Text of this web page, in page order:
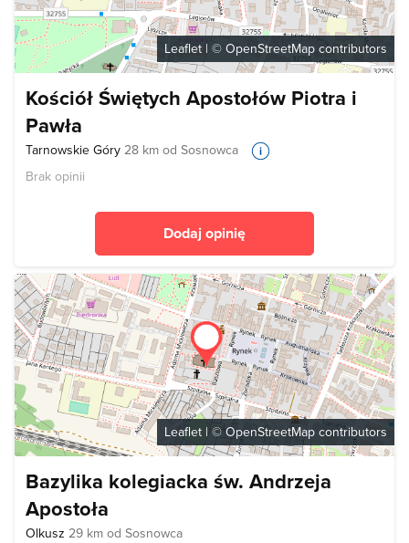
Leaflet| © OpenStreetMap contributors
Kościół Świętych Apostołów Piotra i
Pawła
Tarnowskie Góry 28 km od Sosnowca
Brak opinii
Dodaj opinię
Leaflet | © OpenStreetMap contributors
Bazylika kolegiacka św. Andrzeja
Apostoła
Olkusz 29 km od Sosnowca